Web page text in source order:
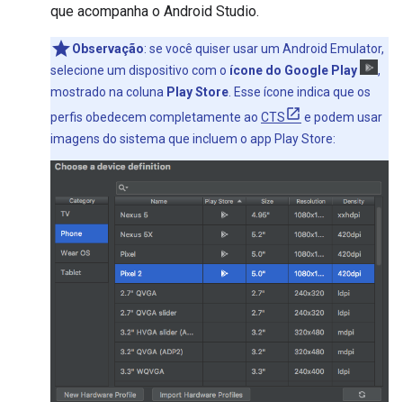
que acompanha o Android Studio.
Observação: se você quiser usar um Android Emulator,
selecione um dispositivo com o ícone do Google Play
,
mostrado na coluna Play Store . Esse ícone indica que os
perfis obedecem completamente ao CTS
e podem usar
imagens do sistema que incluem o app Play Store: